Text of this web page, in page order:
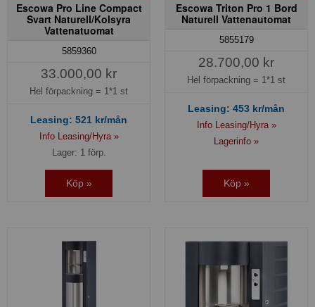
Escowa Pro Line Compact
Svart Naturell/Kolsyra
Vattenatuomat
5859360
33.000,00 kr
Hel förpackning = 1*1 st
Leasing: 521 kr/mån
Info Leasing/Hyra »
Lager: 1 förp.
Köp »
Escowa Triton Pro 1 Bord
Naturell Vattenautomat
5855179
28.700,00 kr
Hel förpackning = 1*1 st
Leasing: 453 kr/mån
Info Leasing/Hyra »
Lagerinfo »
Köp »